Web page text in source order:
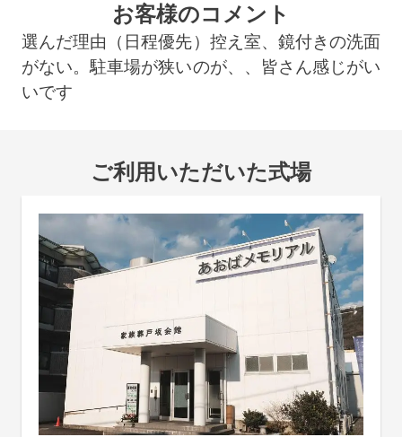
お客様のコメント
選んだ理由（日程優先）控え室、鏡付きの洗面
がない。駐車場が狭いのが、、皆さん感じがい
いです
ご利用いただいた式場